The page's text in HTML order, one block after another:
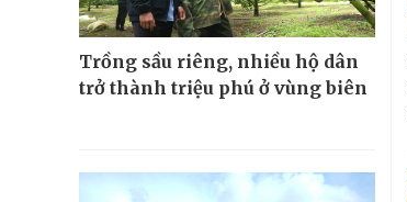
Trồng sầu riêng, nhiều hộ dân
trở thành triệu phú ở vùng biên